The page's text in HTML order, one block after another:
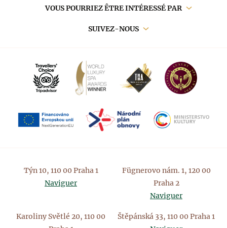
principaleVOUS POURRIEZ ÊTRE INTÉRESSÉ PAR
SUIVEZ-NOUS
Týn 10, 110 00 Praha 1
Naviguer
Fügnerovo nám. 1, 120 00
Praha 2
Naviguer
Karoliny Světlé 20, 110 00
Štěpánská 33, 110 00 Praha 1